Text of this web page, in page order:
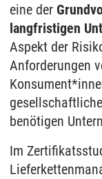
eine der
langfristigen
Aspekt der
Anforderungen
benötigen
Im